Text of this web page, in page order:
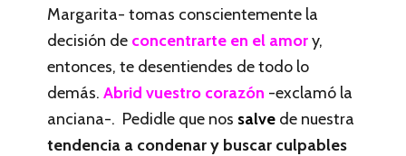
Margarita- tomas conscientemente la
decisión de concentrarte en el amory,
entonces, te desentiendes de todo lo
demás.Abrid vuestro corazón -exclamó la
anciana-. Pedidle que nos salve de nuestra
tendencia a condenar y buscar culpables